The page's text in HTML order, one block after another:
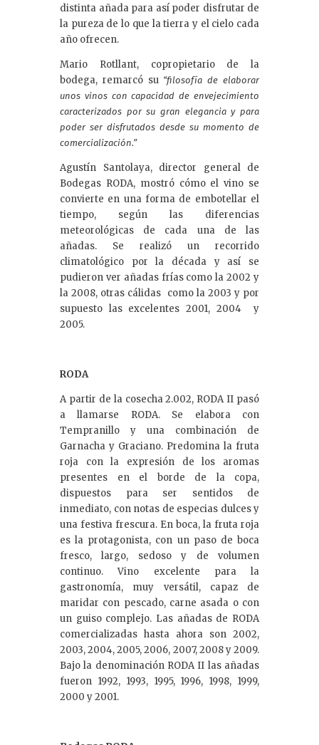
distinta añada para así poder disfrutar de
la pureza de lo que la tierra y el cielo cada
año ofrecen.
Mario Rotllant, copropietario de la
bodega, remarcó su“filosofía de elaborar
unos vinos con capacidad de envejecimiento
caracterizados por su gran elegancia y para
poder ser disfrutados desde su momento de
comercialización.”
Agustín Santolaya, director general de
Bodegas RODA, mostró cómo el vino se
convierte en una forma de embotellar el
tiempo, según las diferencias
meteorológicas de cada una de las
añadas. Se realizó un recorrido
climatológico por la década y así se
pudieron ver añadas frías como la 2002 y
la 2008, otras cálidas como la 2003 y por
supuesto las excelentes 2001, 2004 y
2005.
RODA
A partir de la cosecha 2.002, RODA II pasó
a llamarse RODA. Se elabora con
Tempranillo y una combinación de
Garnacha y Graciano. Predomina la fruta
roja con la expresión de los aromas
presentes en el borde de la copa,
dispuestos para ser sentidos de
inmediato, con notas de especias dulces y
una festiva frescura. En boca, la fruta roja
es la protagonista, con un paso de boca
fresco, largo, sedoso y de volumen
continuo. Vino excelente para la
gastronomía, muy versátil, capaz de
maridar con pescado, carne asada o con
un guiso complejo. Las añadas de RODA
comercializadas hasta ahora son 2002,
2003, 2004, 2005, 2006, 2007, 2008 y 2009.
Bajo la denominación RODA II las añadas
fueron 1992, 1993, 1995, 1996, 1998, 1999,
2000 y 2001.